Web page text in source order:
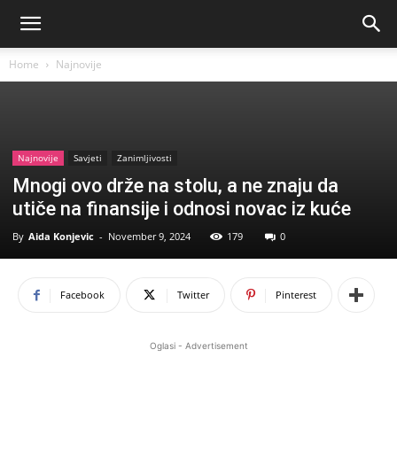
Home Najnovije
Najnovije Savjeti Zanimljivosti
Mnogi ovo drže na stolu, a ne znaju da
utiče na finansije i odnosi novac iz kuće
By Aida Konjevic - November 9, 2024 179 0
Facebook Twitter Pinterest
Oglasi - Advertisement